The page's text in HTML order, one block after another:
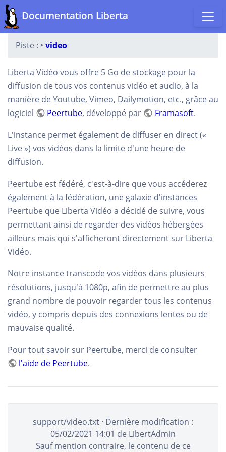
Documentation Liberta
Piste : • video
Liberta Vidéo vous offre 5 Go de stockage pour la
diffusion de tous vos contenus vidéo et audio, à la
manière de Youtube, Vimeo, Dailymotion, etc., grâce au
logiciel
Peertube, développé par Framasoft.
L'instance permet également de diffuser en direct («
Live ») vos vidéos dans la limite d'une heure de
diffusion.
Peertube est fédéré, c'est-à-dire que vous accéderez
également à la fédération, une galaxie d'instances
Peertube que Liberta Vidéo a décidé de suivre, vous
permettant ainsi de regarder des vidéos hébergées
ailleurs mais qui s'afficheront directement sur Liberta
Vidéo.
Notre instance transcode vos vidéos dans plusieurs
résolutions, jusqu'à 1080p, afin de permettre au plus
grand nombre de pouvoir regarder tous les contenus
vidéo, y compris depuis des connexions lentes ou de
mauvaise qualité.
Pour tout savoir sur Peertube, merci de consulter
l'aide de Peertube.
support/video.txt · Dernière modification :
05/02/2021 14:01 de LibertAdmin
Sauf mention contraire, le contenu de ce